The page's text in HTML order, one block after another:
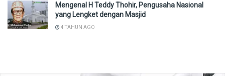
Mengenal H Teddy Thohir, Pengusaha Nasional
yang Lengket dengan Masjid
4 TAHUN AGO